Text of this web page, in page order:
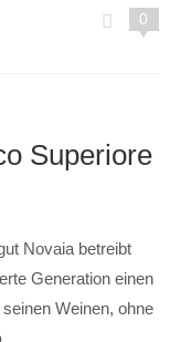
0
Superiore
Novaia betreibt
Generation einen
Weinen, ohne